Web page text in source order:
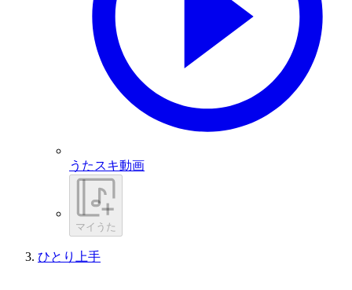
うたスキ動画
マイうた
ひとり上手